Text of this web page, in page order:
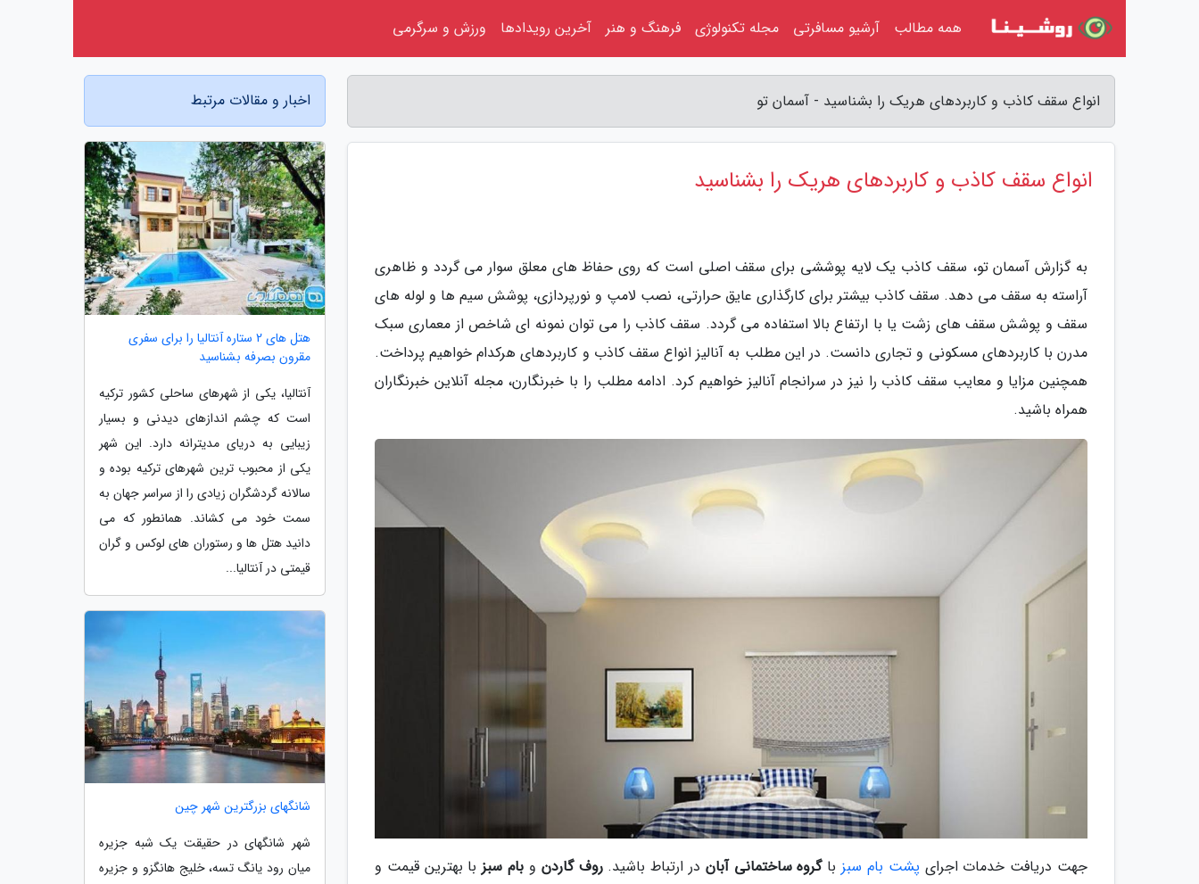
انواع سقف کاذب و کاربردهای هریک را بشناسید - آسمان تو
انواع سقف کاذب و کاربردهای هریک را بشناسید
به گزارش آسمان تو، سقف کاذب یک لایه پوششی برای سقف اصلی است که روی حفاظ های معلق سوار می گردد و ظاهری
آراسته به سقف می دهد. سقف کاذب بیشتر برای کارگذاری عایق حرارتی، نصب لامپ و نورپردازی، پوشش سیم ها و لوله های
سقف و پوشش سقف های زشت یا با ارتفاع بالا استفاده می گردد. سقف کاذب را می توان نمونه ای شاخص از معماری سبک
مدرن با کاربردهای مسکونی و تجاری دانست. در این مطلب به آنالیز انواع سقف کاذب و کاربردهای هرکدام خواهیم پرداخت.
همچنین مزایا و معایب سقف کاذب را نیز در سرانجام آنالیز خواهیم کرد. ادامه مطلب را با خبرنگارن، مجله آنلاین خبرنگاران
همراه باشید.
جهت دریافت خدمات اجرای پشت بام سبزبا گروه ساختمانی آبان در ارتباط باشید.روف گاردن و بام سبزبا بهترین قیمت و
اخبار و مقالات مرتبط
هتل های 2 ستاره آنتالیا را برای سفری
مقرون بصرفه بشناسید
آنتالیا، یکی از شهرهای ساحلی کشور ترکیه
است که چشم اندازهای دیدنی و بسیار
زیبایی به دریای مدیترانه دارد. این شهر
یکی از محبوب ترین شهرهای ترکیه بوده و
سالانه گردشگران زیادی را از سراسر جهان به
سمت خود می کشاند. همانطور که می
دانید هتل ها و رستوران های لوکس و گران
قیمتی در آنتالیا...
شانگهای بزرگترین شهر چین
شهر شانگهای در حقیقت یک شبه جزیره
میان رود یانگ تسه، خلیج هانگزو و جزیره
همه مطالب آرشیو مسافرتی مجله تکنولوژی فرهنگ و هنر آخرین رویدادها ورزش و سرگرمی